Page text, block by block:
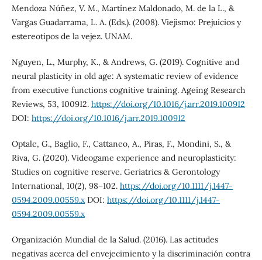
Mendoza Núñez, V. M., Martínez Maldonado, M. de la L., &
Vargas Guadarrama, L. A. (Eds.). (2008). Viejismo: Prejuicios y
estereotipos de la vejez. UNAM.
Nguyen, L., Murphy, K., & Andrews, G. (2019). Cognitive and
neural plasticity in old age: A systematic review of evidence
from executive functions cognitive training. Ageing Research
Reviews, 53, 100912. https://doi.org/10.1016/j.arr.2019.100912
DOI: https://doi.org/10.1016/j.arr.2019.100912
Optale, G., Baglio, F., Cattaneo, A., Piras, F., Mondini, S., &
Riva, G. (2020). Videogame experience and neuroplasticity:
Studies on cognitive reserve. Geriatrics & Gerontology
International, 10(2), 98–102. https://doi.org/10.1111/j.1447-
0594.2009.00559.xDOI: https://doi.org/10.1111/j.1447-
0594.2009.00559.x
Organización Mundial de la Salud. (2016). Las actitudes
negativas acerca del envejecimiento y la discriminación contra